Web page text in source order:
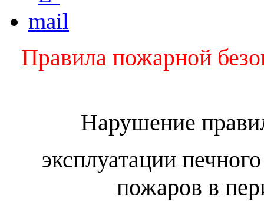
Правила пожарной
Нарушение
эксплуатации
пожаров в